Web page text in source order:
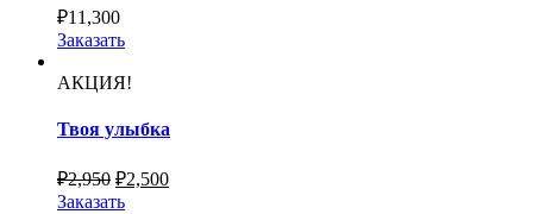
₽11,300
Заказать
АКЦИЯ!
Твоя улыбка
₽2,950 ₽2,500
Заказать